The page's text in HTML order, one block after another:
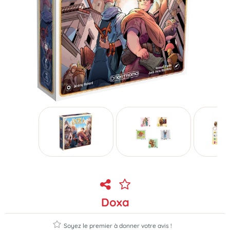
Doxa
Soyez le premier à donner votre avis !